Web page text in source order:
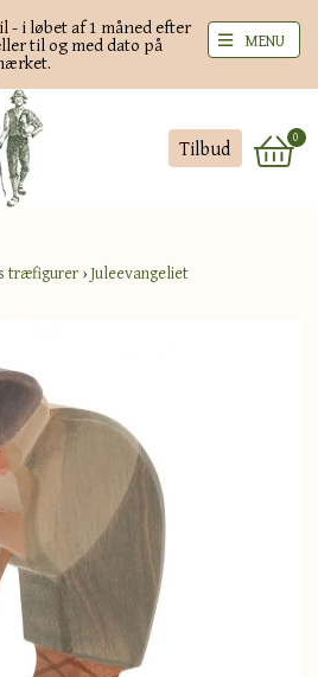
- i løbet af 1 måned efter
til og med dato på
Tilbud 0
MENU
træfigurer ›Juleevangeliet